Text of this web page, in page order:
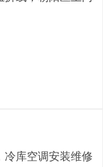
库空调安装维修